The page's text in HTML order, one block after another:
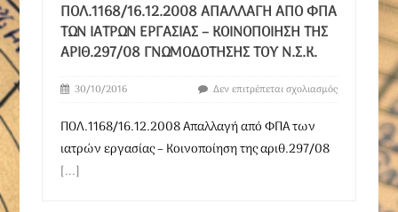
ΠΟΛ.1168/16.12.2008 ΑΠΑΛΛΑΓΉ ΑΠΌ ΦΠΑ
ΤΩΝ ΙΑΤΡΏΝ ΕΡΓΑΣΊΑΣ – ΚΟΙΝΟΠΟΊΗΣΗ ΤΗΣ
ΑΡΙΘ.297/08 ΓΝΩΜΟΔΌΤΗΣΗΣ ΤΟΥ Ν.Σ.Κ.
30/10/2016 Δεν επιτρέπεται σχολιασμός
ΠΟΛ.1168/16.12.2008 Απαλλαγή από ΦΠΑ των
ιατρών εργασίας – Κοινοποίηση της αριθ.297/08
[...]